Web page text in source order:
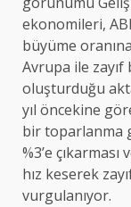
ekonomileri,
büyüme
Avrupa ile
oluşturduğu
yıl öncekine
bir toparlanma
%3’e
hız keserek
vurgulanıyor.